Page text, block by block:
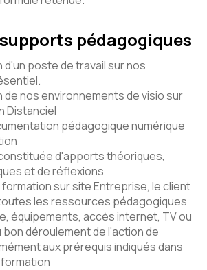
pédagogiques
d'un poste de travail sur nos
de nos environnements de visio sur
Distanciel
pédagogique numérique
d'apports théoriques,
et de réflexions
formation sur site Entreprise, le client
les ressources pédagogiques
équipements, accès internet, TV ou
déroulement de l'action de
aux prérequis indiqués dans